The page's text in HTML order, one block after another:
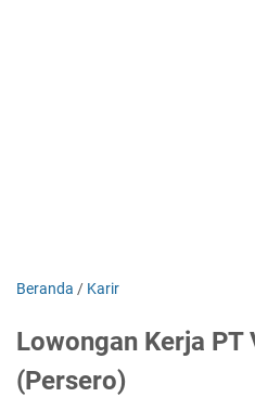
Beranda / Karir
Lowongan Kerja PT
(Persero)